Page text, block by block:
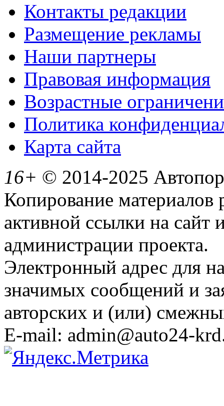
Контакты редакции
Размещение рекламы
Наши партнеры
Правовая информация
Возрастные
Политика
Карта сайта
16+ © 2014-2025
Копирование материалов
активной ссылки на сайт
администрации проекта.
Электронный адрес для
значимых сообщений и
авторских и (или)
E-mail: admin@auto24-